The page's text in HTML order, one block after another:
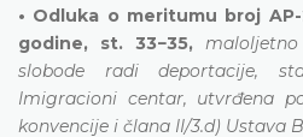
• Odluka o meritumu broj
godine, st. 33−35,
slobode radi deportacije,
Imigracioni centar, utvrđena
konvencije i člana II/3.d) Ustava